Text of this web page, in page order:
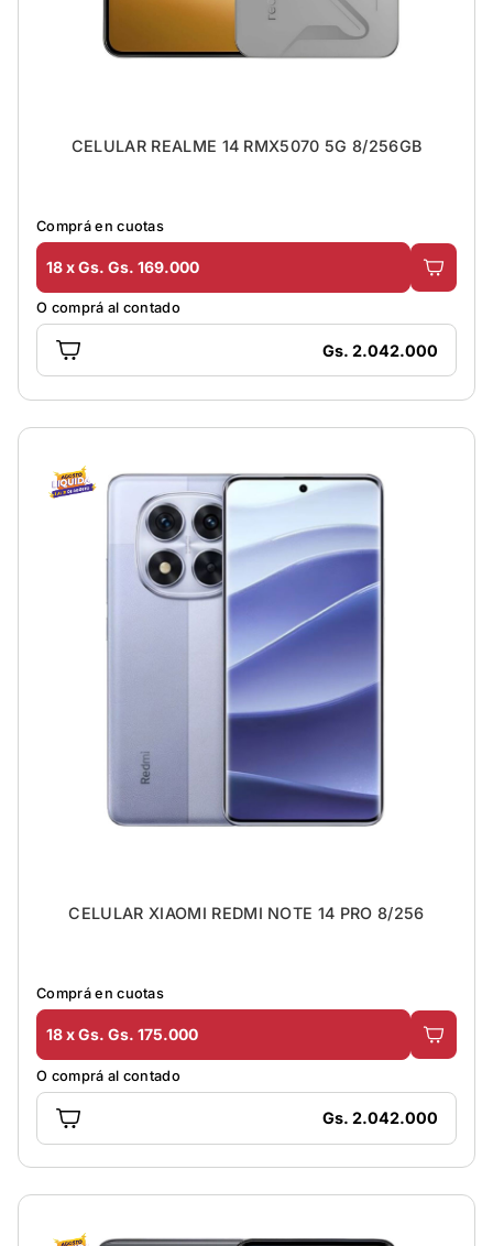
CELULAR REALME 14 RMX5070 5G 8/256GB
Comprá en cuotas
18 x Gs. Gs. 169.000
O comprá al contado
Gs. 2.042.000
CELULAR XIAOMI REDMI NOTE 14 PRO 8/256
Comprá en cuotas
18 x Gs. Gs. 175.000
O comprá al contado
Gs. 2.042.000